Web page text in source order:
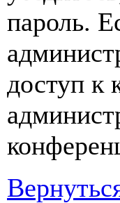
пароль.
доступ к